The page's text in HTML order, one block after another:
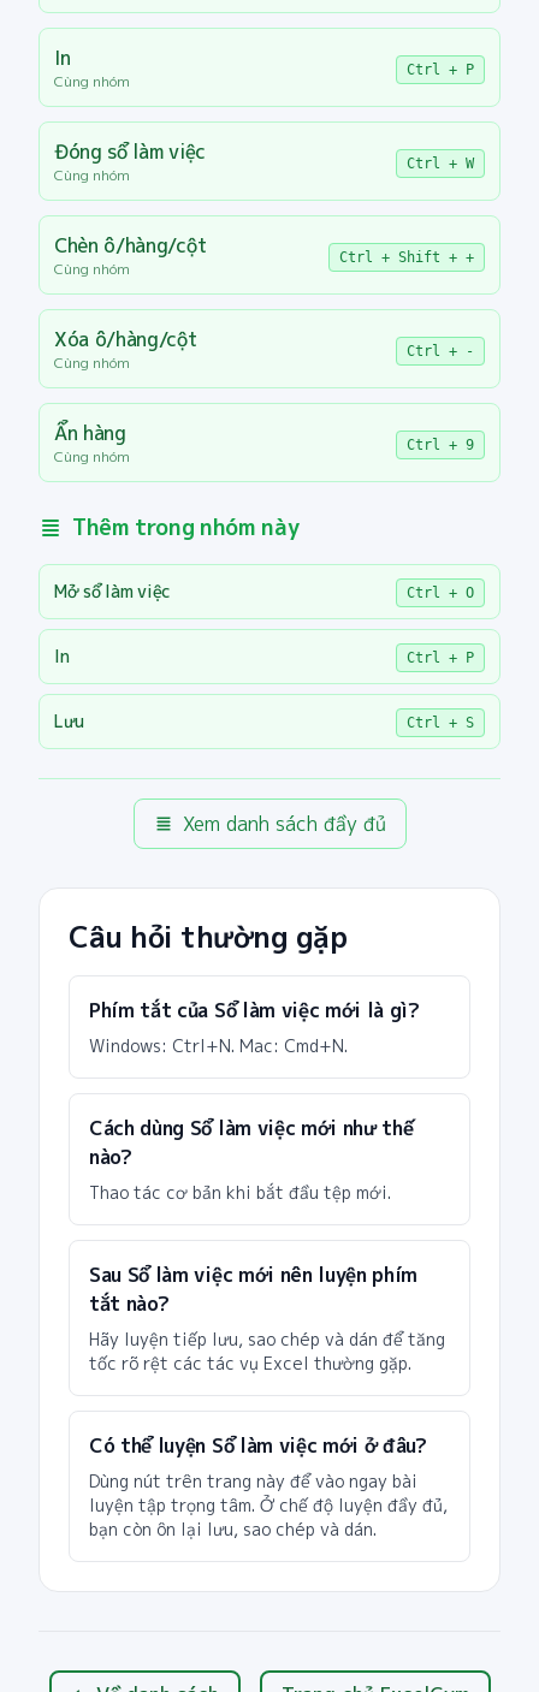
In
Cùng nhóm
Ctrl + P
Đóng sổ làm việc
Cùng nhóm
Ctrl + W
Chèn ô/hàng/cột
Cùng nhóm
Ctrl + Shift + +
Xóa ô/hàng/cột
Cùng nhóm
Ctrl + -
Ẩn hàng
Cùng nhóm
Ctrl + 9
Thêm trong nhóm này
Mở sổ làm việc Ctrl + O
In Ctrl + P
Lưu Ctrl + S
Xem danh sách đầy đủ
Câu hỏi thường gặp
Phím tắt của Sổ làm việc mới là gì?
Windows: Ctrl+N. Mac: Cmd+N.
Cách dùng Sổ làm việc mới như thế
nào?
Thao tác cơ bản khi bắt đầu tệp mới.
Sau Sổ làm việc mới nên luyện phím
tắt nào?
Hãy luyện tiếp lưu, sao chép và dán để tăng
tốc rõ rệt các tác vụ Excel thường gặp.
Có thể luyện Sổ làm việc mới ở đâu?
Dùng nút trên trang này để vào ngay bài
luyện tập trọng tâm. Ở chế độ luyện đầy đủ,
bạn còn ôn lại lưu, sao chép và dán.